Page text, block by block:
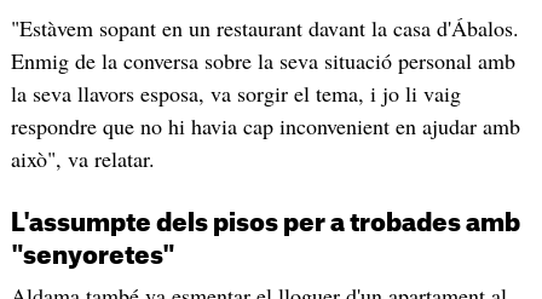
"Estàvem sopant en un restaurant davant la casa d'Ábalos.
Enmig de la conversa sobre la seva situació personal amb
la seva llavors esposa, va sorgir el tema, i jo li vaig
respondre que no hi havia cap inconvenient en ajudar amb
això", va relatar.
L'assumpte dels pisos per a trobades amb
"senyoretes"